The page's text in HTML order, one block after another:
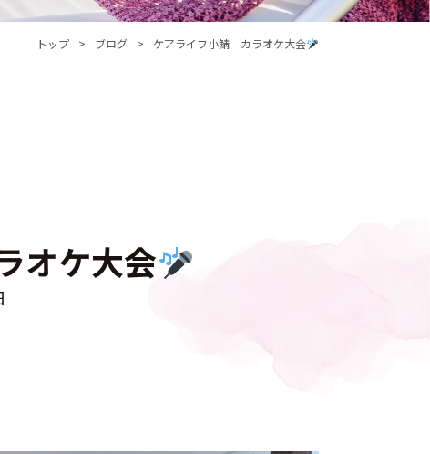
トップ ブログ ケアライフ小鯖 カラオケ大会
オケ大会